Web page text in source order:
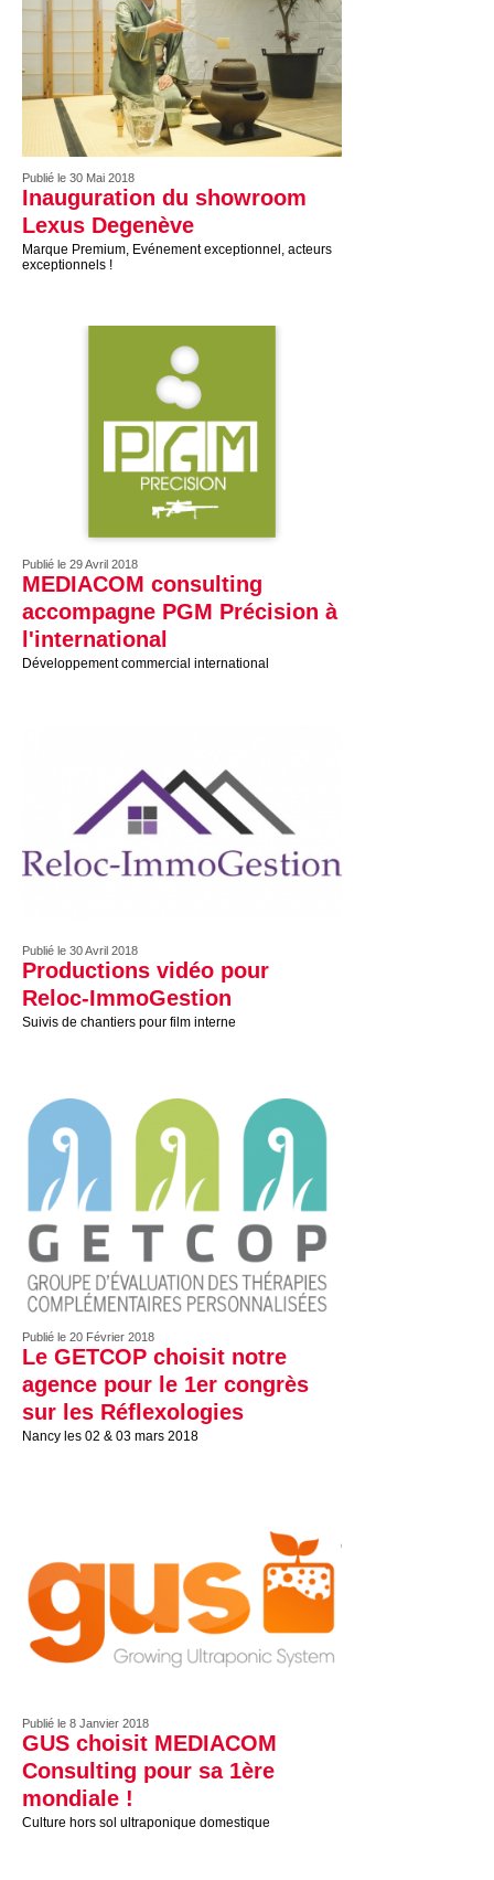
Publié le 30 Mai 2018
Inauguration du showroom
Lexus Degenève
Marque Premium, Evénement exceptionnel, acteurs
exceptionnels !
Publié le 29 Avril 2018
MEDIACOM consulting
accompagne PGM Précision à
l'international
Développement commercial international
Publié le 30 Avril 2018
Productions vidéo pour
Reloc-ImmoGestion
Suivis de chantiers pour film interne
Publié le 20 Février 2018
Le GETCOP choisit notre
agence pour le 1er congrès
sur les Réflexologies
Nancy les 02 & 03 mars 2018
Publié le 8 Janvier 2018
GUS choisit MEDIACOM
Consulting pour sa 1ère
mondiale !
Culture hors sol ultraponique domestique